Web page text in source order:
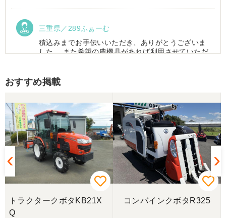
三重県／289ふぁーむ
積込みまでお手伝いいただき、ありがとうございま
した。 また希望の農機具があれば利用させていただ
この度はお世話になりました。また、機会があれば
よろしくお願いします。
三重県／ユウスケ
購入から引き取りまでスムーズでした。ありがとう
ございました。
おすすめ掲載
トラクタークボタKB21X
Q
コンバインクボタR325